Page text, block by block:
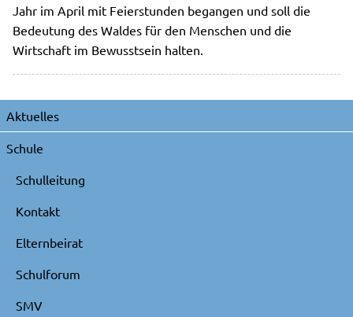
Jahr im April mit Feierstunden begangen und soll die
Bedeutung des Waldes für den Menschen und die
Wirtschaft im Bewusstsein halten.
Navigation
Aktuelles
Schule
Schulleitung
Kontakt
Elternbeirat
Schulforum
SMV